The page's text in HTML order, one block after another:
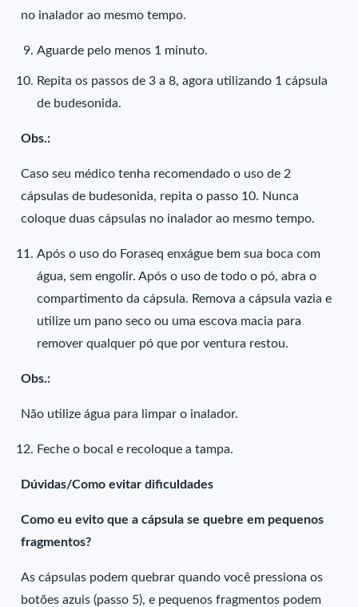
no inalador ao mesmo tempo.
Aguarde pelo menos 1 minuto.
Repita os passos de 3 a 8, agora utilizando 1 cápsula
de budesonida.
Obs.:
Caso seu médico tenha recomendado o uso de 2
cápsulas de budesonida, repita o passo 10. Nunca
coloque duas cápsulas no inalador ao mesmo tempo.
Após o uso do Foraseq enxágue bem sua boca com
água, sem engolir. Após o uso de todo o pó, abra o
compartimento da cápsula. Remova a cápsula vazia e
utilize um pano seco ou uma escova macia para
remover qualquer pó que por ventura restou.
Obs.:
Não utilize água para limpar o inalador.
Feche o bocal e recoloque a tampa.
Dúvidas/Como evitar dificuldades
Como eu evito que a cápsula se quebre em pequenos
fragmentos?
As cápsulas podem quebrar quando você pressiona os
botões azuis (passo 5), e pequenos fragmentos podem